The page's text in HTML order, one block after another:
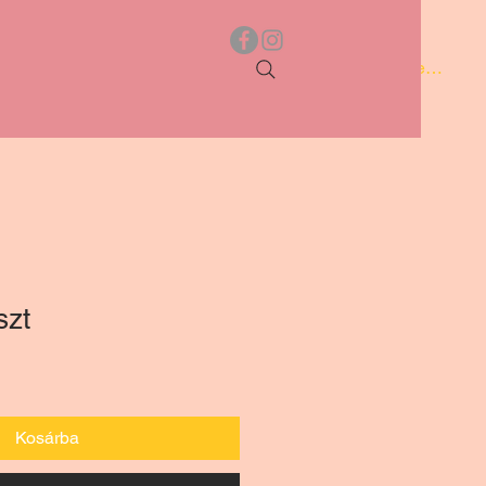
Kosárba